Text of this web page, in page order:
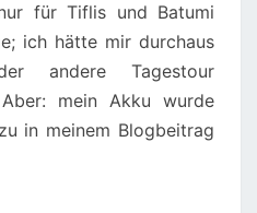
für Tiflis und Batumi
ich hätte mir durchaus
andere Tagestour
mein Akku wurde
in meinem Blogbeitrag